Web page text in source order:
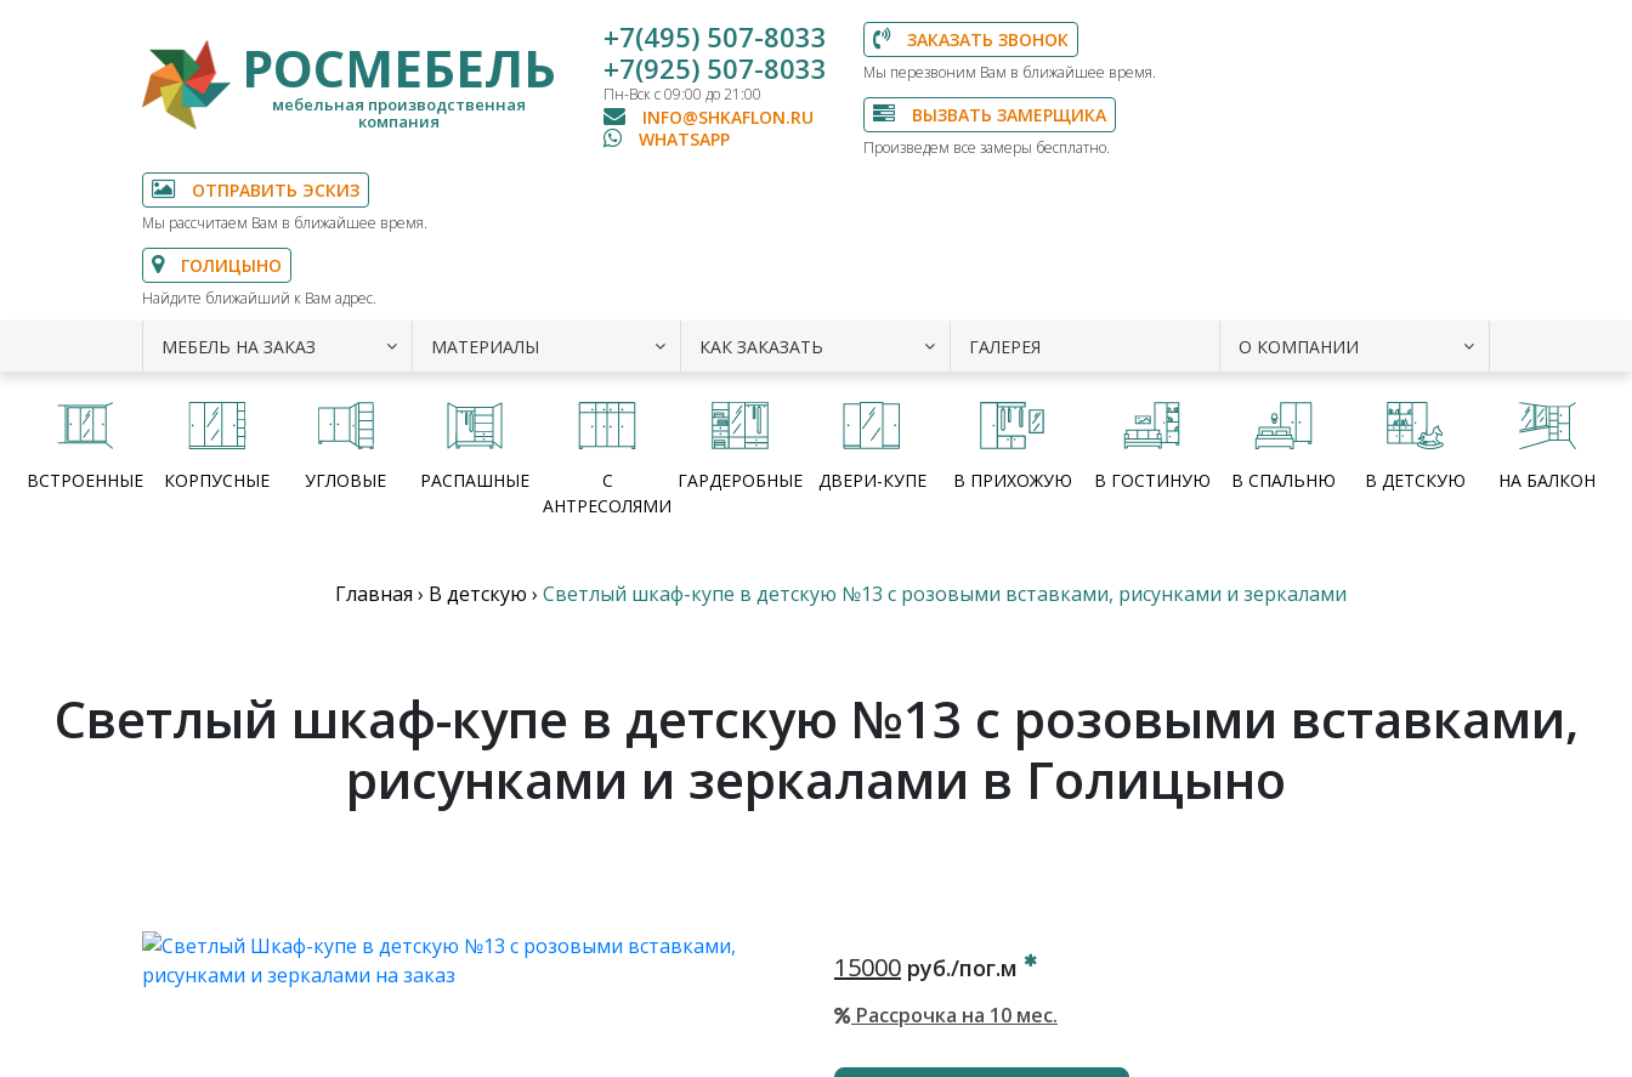
РОСМЕБЕЛЬ
мебельная производственная
компания
+7(495) 507-8033
+7(925) 507-8033
Пн-Вск с 09:00 до 21:00
INFO@SHKAFLON.RU
WHATSAPP
ЗАКАЗАТЬ ЗВОНОК
Мы перезвоним Вам в ближайшее время.
ВЫЗВАТЬ ЗАМЕРЩИКА
Произведем все замеры бесплатно.
ОТПРАВИТЬ ЭСКИЗ
Мы рассчитаем Вам в ближайшее время.
ГОЛИЦЫНО
Найдите ближайший к Вам адрес.
МЕБЕЛЬ НА ЗАКАЗ МАТЕРИАЛЫ КАК ЗАКАЗАТЬ ГАЛЕРЕЯ О КОМПАНИИ
ВСТРОЕННЫЕ КОРПУСНЫЕ УГЛОВЫЕ РАСПАШНЫЕ
С
АНТРЕСОЛЯМИ
ГАРДЕРОБНЫЕ ДВЕРИ-КУПЕ В ПРИХОЖУЮ В ГОСТИНУЮ В СПАЛЬНЮ В ДЕТСКУЮ НА БАЛКОН
Главная › В детскую › Светлый шкаф-купе в детскую №13 с розовыми вставками, рисунками и зеркалами
Светлый шкаф-купе в детскую №13 с розовыми вставками,
рисунками и зеркалами в Голицыно
15000 руб./пог.м
Рассрочка на 10 мес.